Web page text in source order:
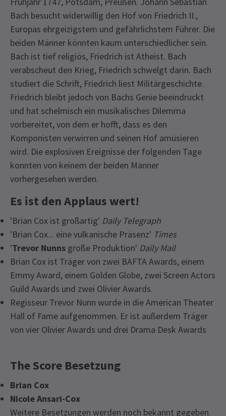
Bach besucht widerwillig den Hof von Friedrich II.,
Europas ehrgeizigstem und gefährlichstem Führer. Die
beiden Männer könnten kaum unterschiedlicher sein.
Bach ist tief religiös, Friedrich ist Atheist. Bach
verabscheut den Krieg, Friedrich schwelgt darin. Bach
studiert die Schrift, Friedrich liest Militärgeschichte.
Friedrich bleibt jedoch von Bachs Genie beeindruckt
und hat schelmisch ein musikalisches Dilemma
vorbereitet, von dem er hofft, dass es den
Komponisten verwirren und seinen Hof amüsieren
wird. Die explosiven Ereignisse der folgenden Tage
konnten von keinem der beiden Männer
vorhergesehen werden.
Es ist den Applaus wert!
'Brian Cox ist großartig' Daily Telegraph
'Brian Cox... eine vulkanische Präsenz' Times
'Trevor Nunns große Produktion' Daily Mail
Brian Cox ist Träger von zwei BAFTA Awards, einem
Emmy Award, einem Golden Globe, zwei Screen Actors
Guild Awards und zwei Olivier Awards.
Regisseur Trevor Nunn wurde in die American Theater
Hall of Fame aufgenommen. Er ist außerdem Träger
von vier Olivier Awards und drei Drama Desk Awards
The Score Besetzung
Brian Cox
Nicole Ansari-Cox
Weitere Besetzungen werden noch bekannt gegeben.